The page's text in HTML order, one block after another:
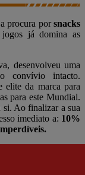
procura porsnacks
jogos já domina as
desenvolveu uma
convívio intacto.
elite da marca para
para este Mundial.
si. Ao finalizar a sua
imediato a: 10%